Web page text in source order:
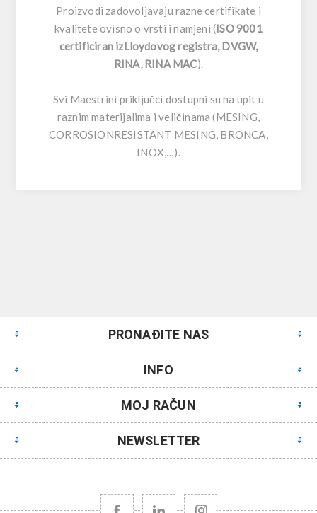
Proizvodi zadovoljavaju razne certifikate i
kvalitete ovisno o vrsti i namjeni (ISO 9001
certificiran izLloydovog registra, DVGW,
RINA, RINA MAC).
Svi Maestrini priključci dostupni su na upit u
raznim materijalima i veličinama (MESING,
CORROSIONRESISTANT MESING, BRONCA,
INOX,…).
PRONAĐITE NAS
INFO
MOJ RAČUN
NEWSLETTER